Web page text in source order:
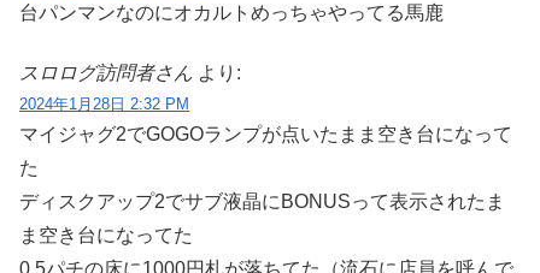
台パンマンなのにオカルトめっちゃやってる馬鹿
スロログ訪問者さん より:
2024年1月28日 2:32 PM
マイジャグ2でGOGOランプが点いたまま空き台になって
た
ディスクアップ2でサブ液晶にBONUSって表示されたま
ま空き台になってた
0.5パチの床に1000円札が落ちてた（流石に店員を呼んで